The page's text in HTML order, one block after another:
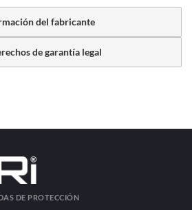
del fabricante
de garantía legal
DE PROTECCIÓN